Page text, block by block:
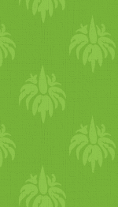
-
egy
az